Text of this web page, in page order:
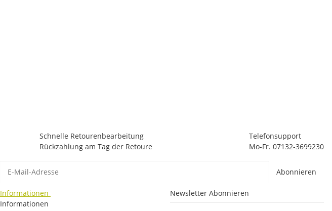
Schnelle Retourenbearbeitung
Rückzahlung am Tag der Retoure
Telefonsupport
Mo-Fr. 07132-3699230
Abonnieren
Informationen
Informationen
Newsletter Abonnieren